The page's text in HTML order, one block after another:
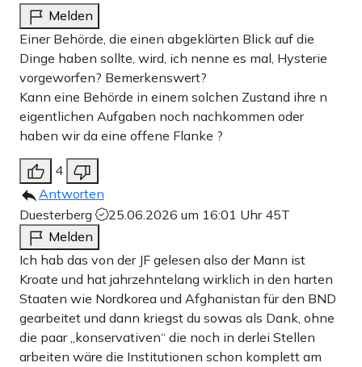
Melden
Einer Behörde, die einen abgeklärten Blick auf die
Dinge haben sollte, wird, ich nenne es mal, Hysterie
vorgeworfen? Bemerkenswert?
Kann eine Behörde in einem solchen Zustand ihre n
eigentlichen Aufgaben noch nachkommen oder
haben wir da eine offene Flanke ?
4
Antworten
Duesterberg
25.06.2026 um 16:01 Uhr 45T
Melden
Ich hab das von der JF gelesen also der Mann ist
Kroate und hat jahrzehntelang wirklich in den harten
Staaten wie Nordkorea und Afghanistan für den BND
gearbeitet und dann kriegst du sowas als Dank, ohne
die paar „konservativen“ die noch in derlei Stellen
arbeiten wäre die Institutionen schon komplett am